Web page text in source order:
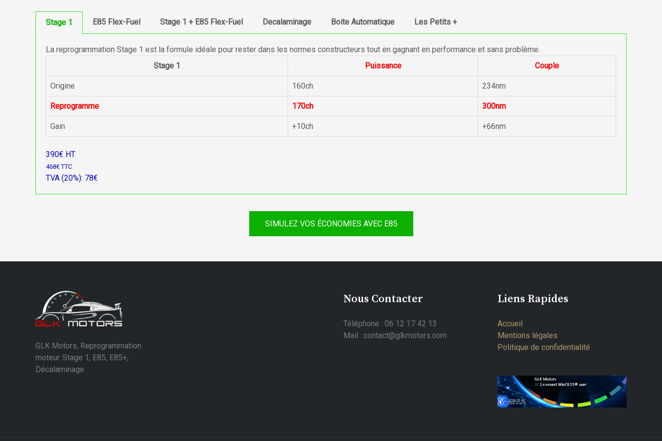
Stage 1 E85 Flex-Fuel Stage 1 + E85 Flex-Fuel Decalaminage Boite Automatique Les Petits +
La reprogrammation Stage 1 est la formule idéale pour rester dans les normes constructeurs tout en gagnant en performance et sans problème.
Stage 1
Puissance Couple
Origine 160ch 234nm
Reprogramme 170ch 300nm
Gain +10ch +66nm
390€ HT
468€ TTC
TVA (20%): 78€
SIMULEZ VOS ÉCONOMIES AVEC E85
GLK Motors, Reprogrammation
moteur. Stage 1, E85, E85+,
Décalaminage
Nous Contacter
Téléphone : 06 12 17 42 13
Mail : contact@glkmotors.com
Liens Rapides
Accueil
Mentions légales
Politique de confidentialité